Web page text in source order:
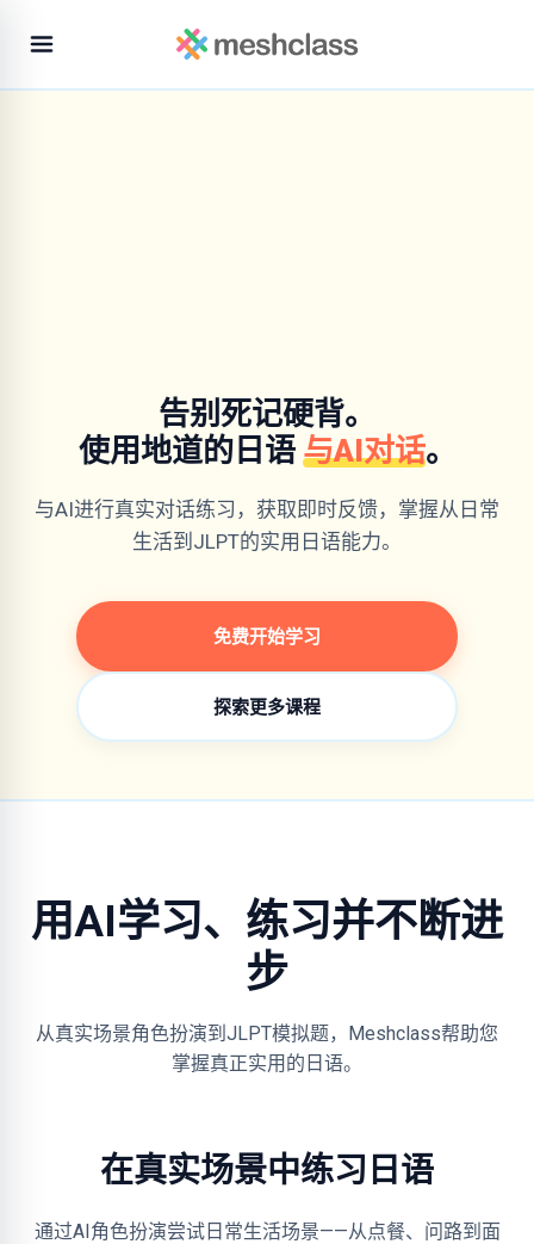
告别死记硬背。
使用地道的日语 与AI对话。
与AI进行真实对话练习，获取即时反馈，掌握从日常
生活到JLPT的实用日语能力。
免费开始学习
探索更多课程
用AI学习、练习并不断进
步
从真实场景角色扮演到JLPT模拟题，Meshclass帮助您
掌握真正实用的日语。
在真实场景中练习日语
通过AI角色扮演尝试日常生活场景——从点餐、问路到面